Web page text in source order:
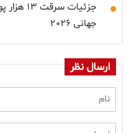
جزئیات
جهانی ۲۰۲۶
ارسال نظر